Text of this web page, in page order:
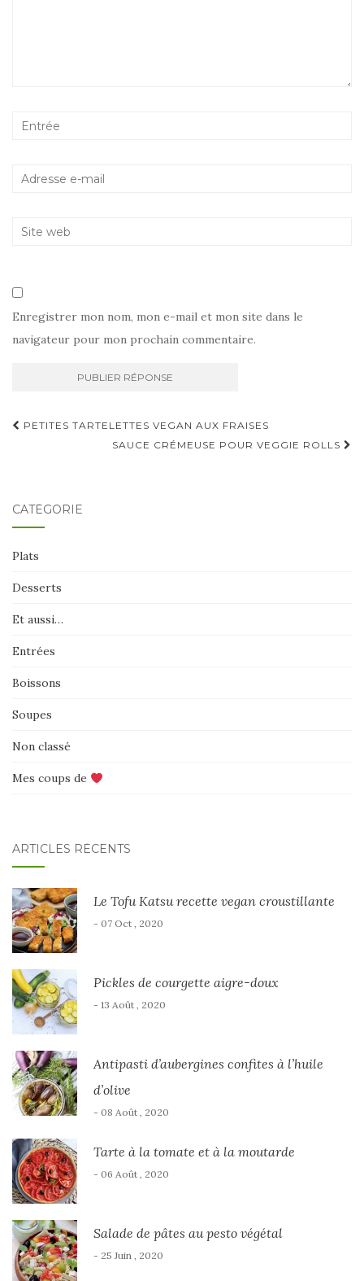
Enregistrer mon nom, mon e-mail et mon site dans le
navigateur pour mon prochain commentaire.
Navigation
PETITES TARTELETTES VEGAN AUX FRAISES
SAUCE CRÉMEUSE POUR VEGGIE ROLLS
CATÉGORIE
Plats
Desserts
Et aussi…
Entrées
Boissons
Soupes
Non classé
Mes coups de
ARTICLES RÉCENTS
Le Tofu Katsu recette vegan croustillante
- 07 Oct , 2020
Pickles de courgette aigre-doux
- 13 Août , 2020
Antipasti d’aubergines confites à l’huile
d’olive
- 08 Août , 2020
Tarte à la tomate et à la moutarde
- 06 Août , 2020
Salade de pâtes au pesto végétal
- 25 Juin , 2020